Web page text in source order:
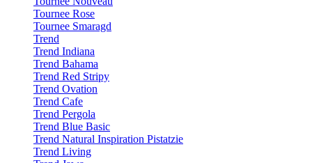
Tournee Rose
Tournee Smaragd
Trend
Trend Indiana
Trend Bahama
Trend Red Stripy
Trend Ovation
Trend Cafe
Trend Pergola
Trend Blue Basic
Trend Natural Inspiration Pistatzie
Trend Living